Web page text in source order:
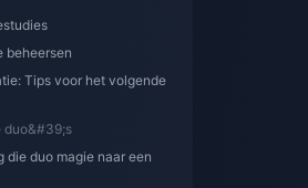
80 Tokens
€ 1.32
beheersen
Tips voor het volgende
duo&#39;s
die duo magie naar een